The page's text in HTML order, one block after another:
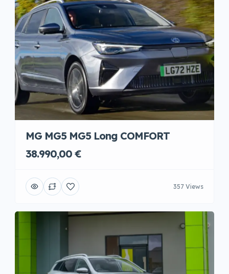
MG MG5 MG5 Long COMFORT
38.990,00 €
357 Views